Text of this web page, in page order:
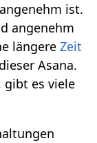
ist.
angenehm
längereZeit
Asana.
gibt es viele